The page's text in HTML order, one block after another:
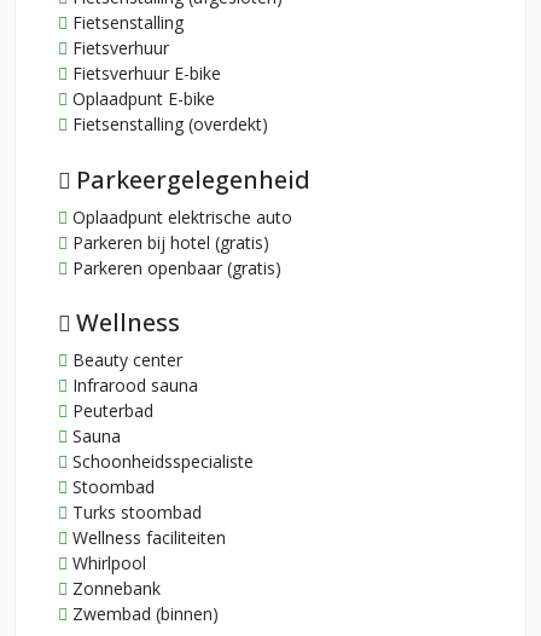
Fietsenstalling
Fietsverhuur
Fietsverhuur E-bike
Oplaadpunt E-bike
Fietsenstalling (overdekt)
Parkeergelegenheid
Oplaadpunt elektrische auto
Parkeren bij hotel (gratis)
Parkeren openbaar (gratis)
Wellness
Beauty center
Infrarood sauna
Peuterbad
Sauna
Schoonheidsspecialiste
Stoombad
Turks stoombad
Wellness faciliteiten
Whirlpool
Zonnebank
Zwembad (binnen)